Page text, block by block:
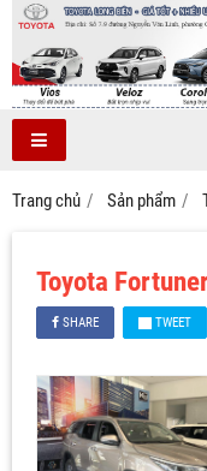
Trang chủ Sản phẩm
Toyota
SHARE TWEET